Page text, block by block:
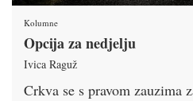
Kolumne
Opcija za nedjelju
Ivica Raguž
Crkva se s pravom zauzima